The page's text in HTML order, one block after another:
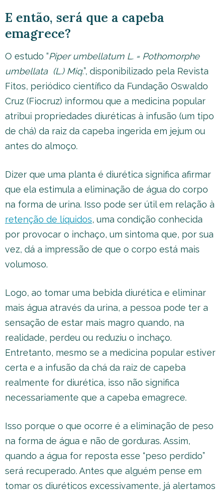
E então, será que a capeba
emagrece?
O estudo “Piper umbellatum L. = Pothomorphe
umbellata (L.) Miq.”, disponibilizado pela Revista
Fitos, periódico científico da Fundação Oswaldo
Cruz (Fiocruz) informou que a medicina popular
atribui propriedades diuréticas à infusão (um tipo
de chá) da raiz da capeba ingerida em jejum ou
antes do almoço.
Dizer que uma planta é diurética significa afirmar
que ela estimula a eliminação de água do corpo
na forma de urina. Isso pode ser útil em relação à
retenção de líquidos, uma condição conhecida
por provocar o inchaço, um sintoma que, por sua
vez, dá a impressão de que o corpo está mais
volumoso.
Logo, ao tomar uma bebida diurética e eliminar
mais água através da urina, a pessoa pode ter a
sensação de estar mais magro quando, na
realidade, perdeu ou reduziu o inchaço.
Entretanto, mesmo se a medicina popular estiver
certa e a infusão da chá da raiz de capeba
realmente for diurética, isso não significa
necessariamente que a capeba emagrece.
Isso porque o que ocorre é a eliminação de peso
na forma de água e não de gorduras. Assim,
quando a água for reposta esse “peso perdido”
será recuperado. Antes que alguém pense em
tomar os diuréticos excessivamente, já alertamos